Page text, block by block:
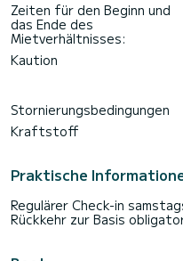
WLAN und Internet,
Wir laden Sie ein, direkt
anzufordern, wir werden
Zeiten für den Beginn und
das Ende des
Mietverhältnisses:
Kaution
Stornierungsbedingungen
Kraftstoff
Praktische
Regulärer Check-in
Rückkehr zur Basis